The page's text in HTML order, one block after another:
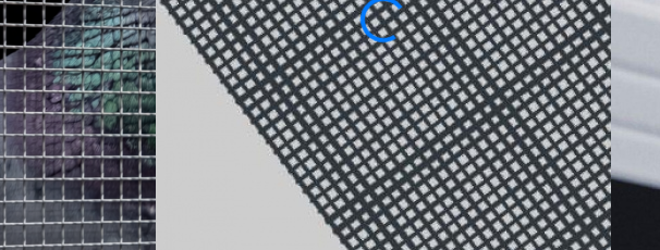
Заказать москитную сетку «Антиптица»
помещении: она предотвращает
естественное освещение. Металлическое
пересечений, отличается высокой
большим нагрузкам, а также легко
Изготовим по вашим размерам
От производителя под ключ